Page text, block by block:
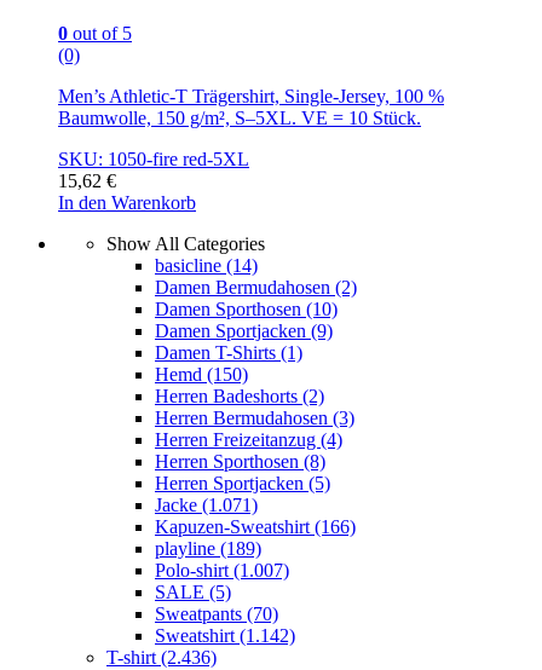
0 out of 5
(0)
Men’s Athletic-T Trägershirt, Single-Jersey, 100 %
Baumwolle, 150 g/m², S–5XL. VE = 10 Stück.
SKU: 1050-fire red-5XL
15,62 €
In den Warenkorb
Show All Categories
basicline (14)
Damen Bermudahosen (2)
Damen Sporthosen (10)
Damen Sportjacken (9)
Damen T-Shirts (1)
Hemd (150)
Herren Badeshorts (2)
Herren Bermudahosen (3)
Herren Freizeitanzug (4)
Herren Sporthosen (8)
Herren Sportjacken (5)
Jacke (1.071)
Kapuzen-Sweatshirt(166)
playline (189)
Polo-shirt(1.007)
SALE (5)
Sweatpants (70)
Sweatshirt(1.142)
T-shirt(2.436)